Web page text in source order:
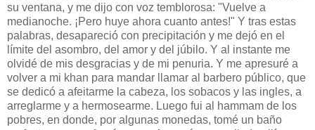
su ventana, y me dijo con voz temblorosa: "Vuelve a
medianoche. ¡Pero huye ahora cuanto antes!" Y tras estas
palabras, desapareció con precipitación y me dejó en el
límite del asombro, del amor y del júbilo. Y al instante me
olvidé de mis desgracias y de mi penuria. Y me apresuré a
volver a mi khan para mandar llamar al barbero público, que
se dedicó a afeitarme la cabeza, los sobacos y las ingles, a
arreglarme y a hermosearme. Luego fui al hammam de los
pobres, en donde, por algunas monedas, tomé un baño